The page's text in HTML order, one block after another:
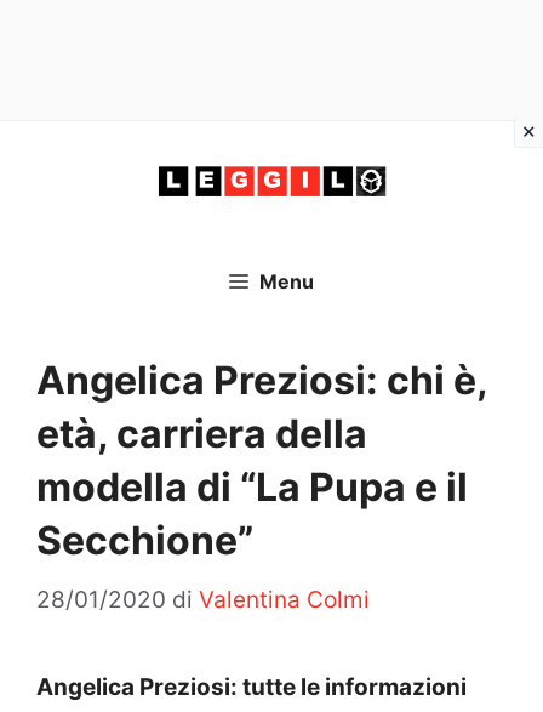
Menu
Angelica Preziosi: chi è,
età, carriera della
modella di “La Pupa e il
Secchione”
28/01/2020 di Valentina Colmi
Angelica Preziosi: tutte le informazioni